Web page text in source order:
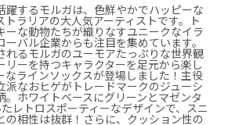
躍するモルガは、色鮮やかでハッピーな
トラリアの大人気アーティストです。ト
ーな動物たちが織りなすユニークなイラ
ーバル企業からも注目を集めています。
れるモルガのユーモアたっぷりな世界観
リーを持つキャラクターを足元から楽し
なラインソックスが登場しました！主役
派なおヒゲがトレードマークのジューシ
。ホワイトベースにグリーンとマゼンタ
レトロスポーティーなデザインで、スニ
の相性は抜群！さらに、クッション性の